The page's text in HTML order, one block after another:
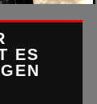
ES